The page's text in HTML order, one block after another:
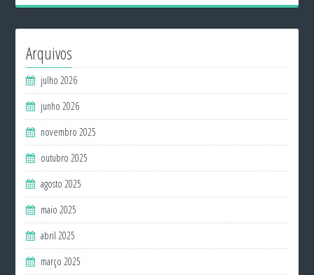
Arquivos
julho 2026
junho 2026
novembro 2025
outubro 2025
agosto 2025
maio 2025
abril 2025
março 2025